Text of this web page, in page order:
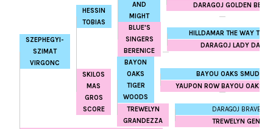
SZEPHEGYI-
SZIMAT
VIRGONC
HESSIN
TOBIAS
AND
MIGHT
DARAGOJ GOLDEN BELLE
BLUE'S
SINGERS
BERENICE
HILLDAMAR THE WAY TO
DARAGOJ LADY DAY
SKILOS
MAS
GROS
SCORE
BAYON
OAKS
TIGER
WOODS
BAYOU OAKS SMUDGE
YAUPON ROW BAYOU OAKS
TREWELYN
GRANDEZZA
DARAGOJ BRAVE
TREWELYN